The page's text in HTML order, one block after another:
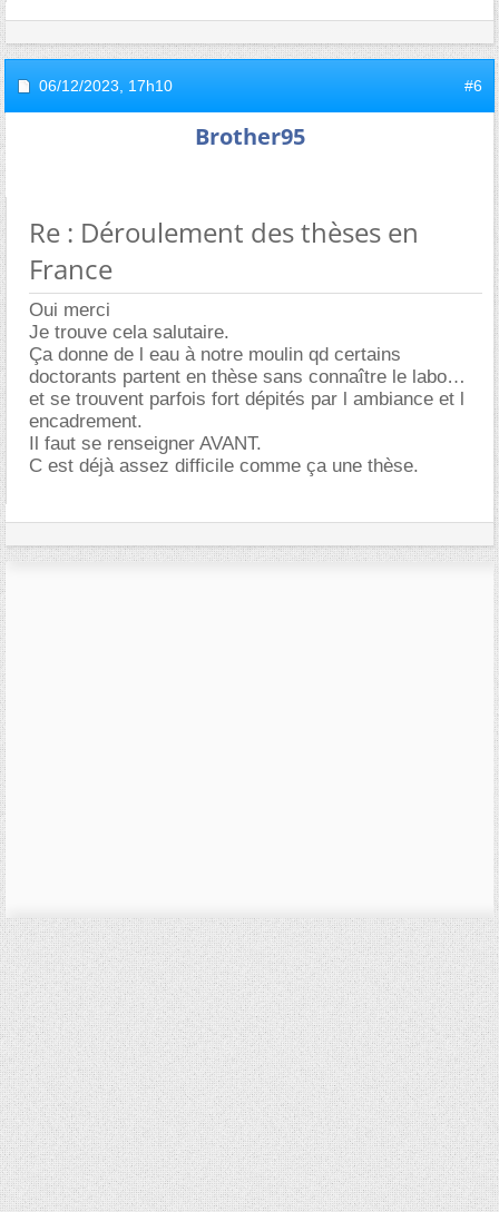
06/12/2023, 17h10 #6
Brother95
Re : Déroulement des thèses en
France
Oui merci
Je trouve cela salutaire.
Ça donne de l eau à notre moulin qd certains
doctorants partent en thèse sans connaître le labo
et se trouvent parfois fort dépités par l ambiance et l
encadrement.
Il faut se renseigner AVANT.
C est déjà assez difficile comme ça une thèse.